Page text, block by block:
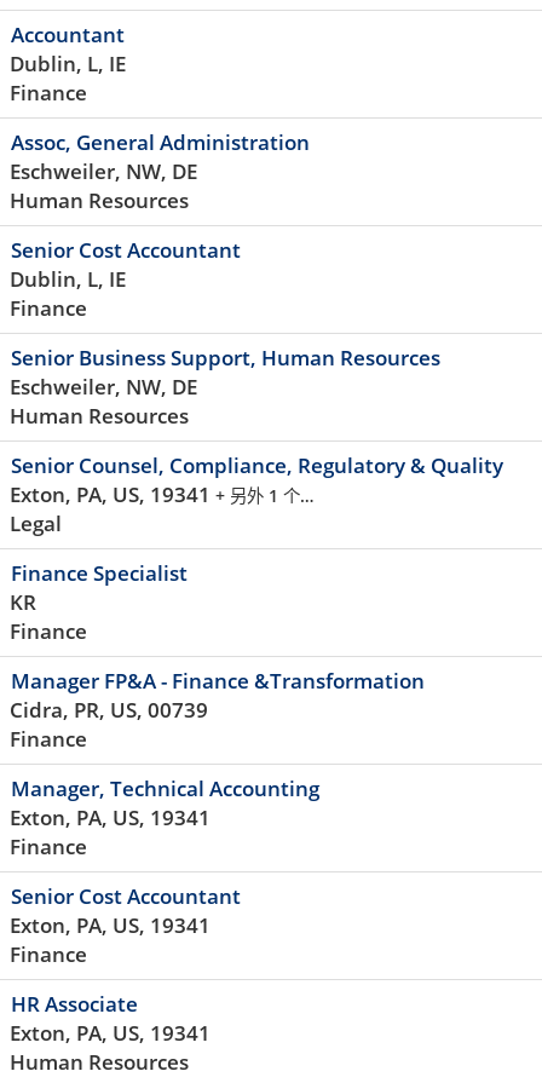
Accountant
Dublin, L, IE
Finance
Assoc, General Administration
Eschweiler, NW, DE
Human Resources
Senior Cost Accountant
Dublin, L, IE
Finance
Senior Business Support, Human Resources
Eschweiler, NW, DE
Human Resources
Senior Counsel, Compliance, Regulatory & Quality
Exton, PA, US, 19341 + 另外 1 个…
Legal
Finance Specialist
KR
Finance
Manager FP&A - Finance &Transformation
Cidra, PR, US, 00739
Finance
Manager, Technical Accounting
Exton, PA, US, 19341
Finance
Senior Cost Accountant
Exton, PA, US, 19341
Finance
HR Associate
Exton, PA, US, 19341
Human Resources